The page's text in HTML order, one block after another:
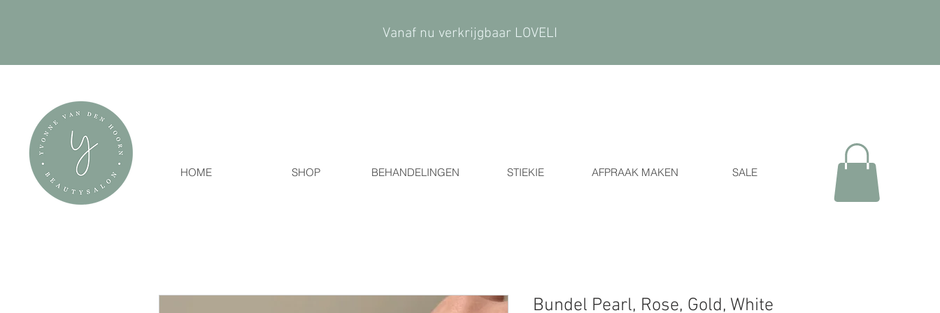
Vanaf nu verkrijgbaar LOVELI
HOME SHOP BEHANDELINGEN STIEKIE AFPRAAK MAKEN SALE
Bundel Pearl, Rose, Gold, White